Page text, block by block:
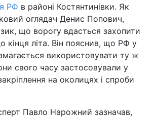
РФ в районі Костянтинівки. Як
оглядач Денис Попович,
що ворогу вдасться захопити
кінця літа. Він пояснив, що РФ у
використовувати ту ж
свого часу застосовували у
на околицях і спроби
Павло Нарожний зазначав,